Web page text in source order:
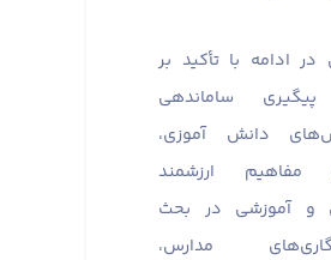
ادامه با تأکید بر
ساماندهی
دانش آموزی،
مفاهیم ارزشمند
و آموزشی در بحث
مدارس،